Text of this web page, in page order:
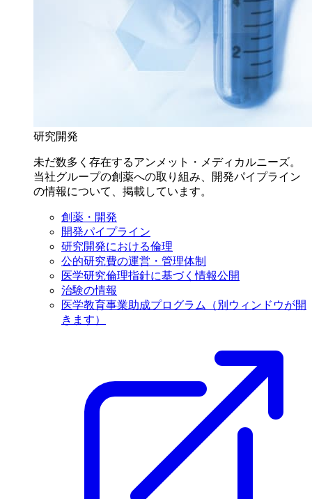
研究開発
未だ数多く存在するアンメット・メディカルニーズ。
当社グループの創薬への取り組み、開発パイプライン
の情報について、掲載しています。
創薬・開発
開発パイプライン
研究開発における倫理
公的研究費の運営・管理体制
医学研究倫理指針に基づく情報公開
治験の情報
医学教育事業助成プログラム
（別ウィンドウが開
きます）